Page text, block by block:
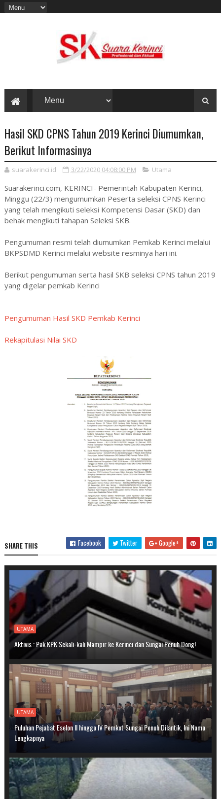
Hasil SKD CPNS Tahun 2019 Kerinci Diumumkan,
Berikut Informasinya
suarakerinci.id 3/22/2020 04:08:00 PM Utama
Suarakerinci.com, KERINCI- Pemerintah Kabupaten Kerinci,
Minggu (22/3) mengumumkan Peserta seleksi CPNS Kerinci
yang telah mengikuti seleksi Kompetensi Dasar (SKD) dan
behak mengikuti tahapan Seleksi SKB.
Pengumuman resmi telah diumumkan Pemkab Kerinci melalui
BKPSDMD Kerinci melalui website resminya hari ini.
Berikut pengumuman serta hasil SKB seleksi CPNS tahun 2019
yang digelar pemkab Kerinci
Pengumuman Hasil SKD Pemkab Kerinci
Rekapitulasi Nilai SKD
SHARE THIS Facebook Twitter Google+
UTAMA
Aktivis : Pak KPK Sekali-kali Mampir ke Kerinci dan Sungai Penuh Dong!
UTAMA
Puluhan Pejabat Eselon II hingga IV Pemkot Sungai Penuh Dilantik, Ini Nama
Lengkapnya